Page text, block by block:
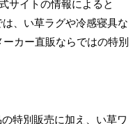
サイトの情報によると
は、い草ラグや冷感寝具な
カー直販ならではの特別
特別販売に加え、い草ワ